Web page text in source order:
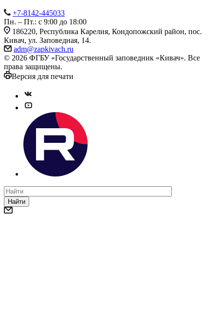
+7-8142-445033
Пн. – Пт.: с 9:00 до 18:00
186220, Республика Карелия, Кондопожский район, пос.
Кивач, ул. Заповедная, 14.
adm@zapkivach.ru
© 2026 ФГБУ «Государственный заповедник «Кивач». Все
права защищены.
Версия для печати
Найти